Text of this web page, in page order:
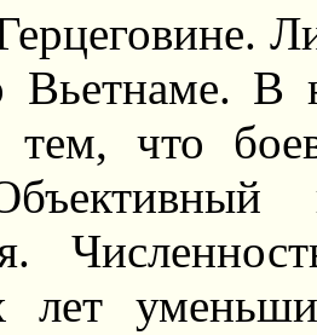
В
тем, что
лет